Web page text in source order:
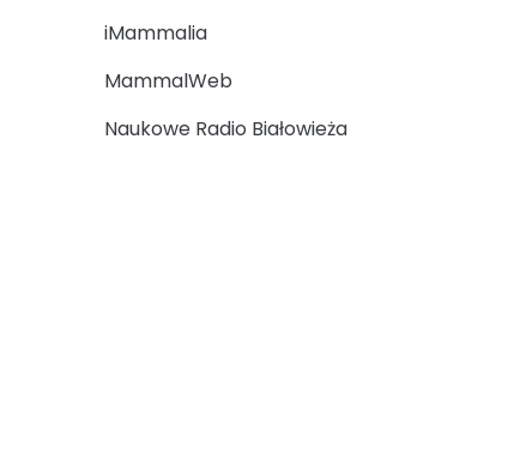
iMammalia
MammalWeb
Naukowe Radio Białowieża